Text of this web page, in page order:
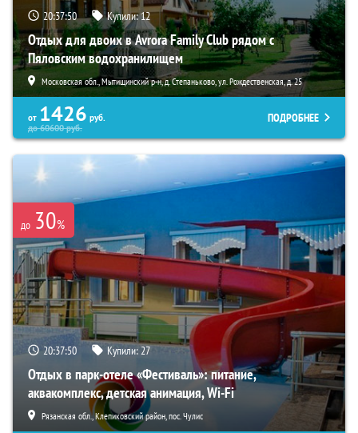
20:37:49 Купили:12
Отдых для двоих в Avrora Family Club рядом с
Пяловским водохранилищем
Московская обл., Мытищинский р-н, д. Степаньково, ул. Рождественская, д. 25
от 1426 руб.
до60600руб.
ПОДРОБНЕЕ
до 30%
20:37:49 Купили:27
Отдых в парк-отеле «Фестиваль»: питание,
аквакомплекс, детская анимация, Wi-Fi
Рязанская обл., Клепиковский район, пос. Чулис